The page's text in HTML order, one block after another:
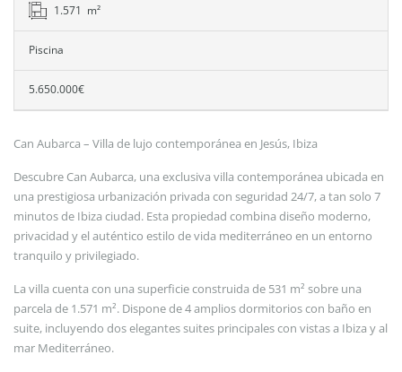
1.571 m²
Piscina
5.650.000€
Can Aubarca – Villa de lujo contemporánea en Jesús, Ibiza
Descubre Can Aubarca, una exclusiva villa contemporánea ubicada en
una prestigiosa urbanización privada con seguridad 24/7, a tan solo 7
minutos de Ibiza ciudad. Esta propiedad combina diseño moderno,
privacidad y el auténtico estilo de vida mediterráneo en un entorno
tranquilo y privilegiado.
La villa cuenta con una superficie construida de 531 m² sobre una
parcela de 1.571 m². Dispone de 4 amplios dormitorios con baño en
suite, incluyendo dos elegantes suites principales con vistas a Ibiza y al
mar Mediterráneo.